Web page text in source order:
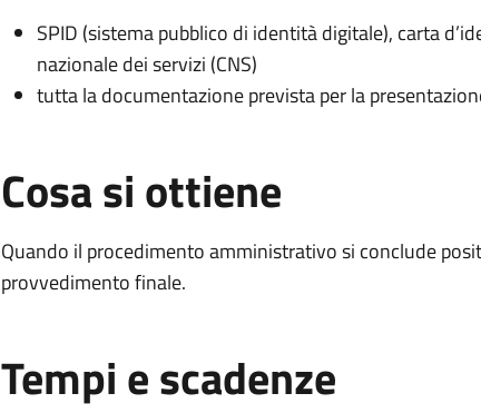
SPID (sistema pubblico di identità digitale), carta
nazionale dei servizi (CNS)
tutta la documentazione prevista per la
Cosa si ottiene
Quando il procedimento amministrativo si conclude
provvedimento finale.
Tempi e scadenze